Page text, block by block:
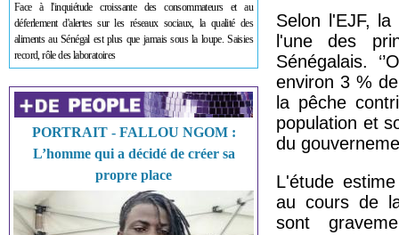
Face à l'inquiétude croissante des consommateurs et au
déferlement d'alertes sur les réseaux sociaux, la qualité des
aliments au Sénégal est plus que jamais sous la loupe. Saisies
record, rôle des laboratoires
PORTRAIT - FALLOU NGOM :
L’homme qui a décidé de créer sa
propre place
Selon l'EJF,
l'une des
Sénégalais.
environ 3 %
la pêche
population et
du
L'étude
au cours de
sont